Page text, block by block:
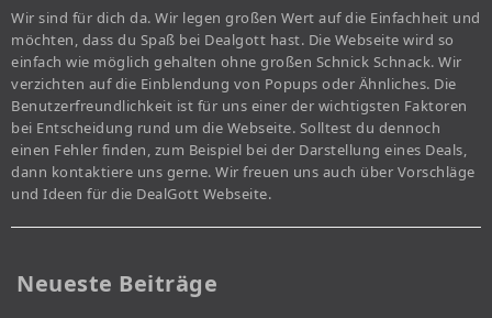
Wir sind für dich da. Wir legen großen Wert auf die Einfachheit und
möchten, dass du Spaß bei Dealgott hast. Die Webseite wird so
einfach wie möglich gehalten ohne großen Schnick Schnack. Wir
verzichten auf die Einblendung von Popups oder Ähnliches. Die
Benutzerfreundlichkeit ist für uns einer der wichtigsten Faktoren
bei Entscheidung rund um die Webseite. Solltest du dennoch
einen Fehler finden, zum Beispiel bei der Darstellung eines Deals,
dann kontaktiere uns gerne. Wir freuen uns auch über Vorschläge
und Ideen für die DealGott Webseite.
Neueste Beiträge